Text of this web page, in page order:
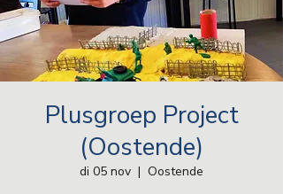
Plusgroep Project
(Oostende)
di 05 nov
  |
Oostende